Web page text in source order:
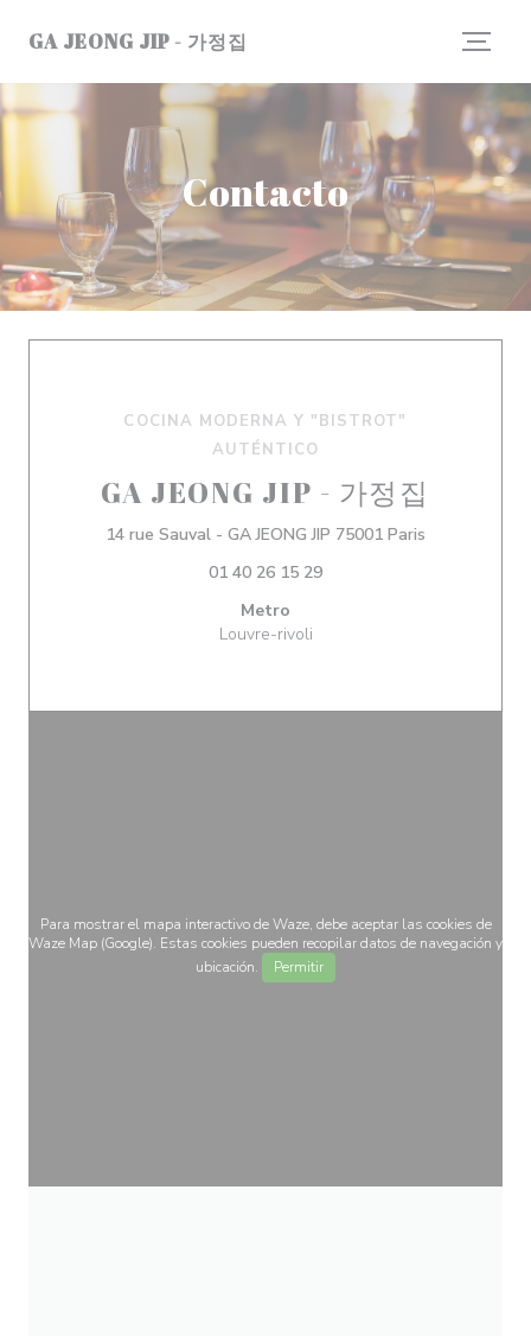
GA JEONG JIP - 가정집
Contacto
COCINA MODERNA Y "BISTROT"
AUTÉNTICO
GA JEONG JIP - 가정집
14 rue Sauval - GA JEONG JIP 75001 Paris
01 40 26 15 29
Metro
Louvre-rivoli
Para mostrar el mapa interactivo de Waze, debe aceptar las cookies de
Waze Map (Google). Estas cookies pueden recopilar datos de navegación y
ubicación.
Permitir